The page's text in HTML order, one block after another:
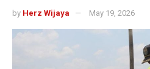
by Herz Wijaya May 19, 2026